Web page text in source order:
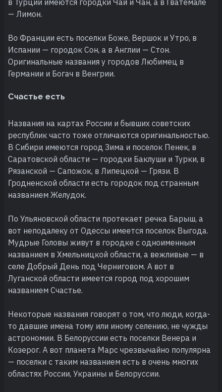
в Турции имеются городки Чай и Чан, а в Гватемале
— Лимон.
Во Франции есть поселки Боже, Вершок и Утро, в
Испании — городок Сон, а в Англии — Стон.
Оригинальные названия у городов Любимец в
Германии и Богач в Венгрии.
Счастье есть
Названия на картах России и бывших советских
республик часто тоже отличаются оригинальностью.
В Сибири имеются город Зима и поселок Пенек, в
Саратовской области — городки Баклуши и Турки, в
Рязанской — Сапожок, в Липецкой — Грязи. В
Гродненской области есть городок под странным
названием Желудок.
По Ульяновской области протекает речка Барыш, а
вот неподалеку от Одессы имеется поселок Выгода.
Мудрые Головы живут в городке с одноименным
названием в Хмельницкой области, а вежливые — в
селе Добрый День под Черниговом. А вот в
Луганской области имеется город под хорошим
названием Счастье.
Некоторые названия говорят о том, что люди, когда-
то давшие имена тому или иному селению, не чужды
астрономии. В Белоруссии есть поселки Венера и
Козерог. А вот планета Марс чрезвычайно популярна
— поселки с таким названием есть в очень многих
областях России, Украины и Белоруссии.